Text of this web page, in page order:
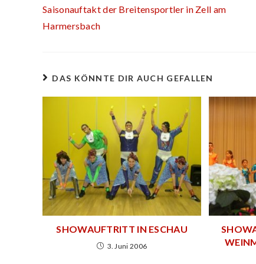
Saisonauftakt der Breitensportler in Zell am
Harmersbach
DAS KÖNNTE DIR AUCH GEFALLEN
SHOWAUFTRITT IN ESCHAU
3. Juni 2006